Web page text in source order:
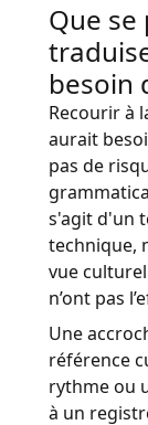
Que se
besoin
Recourir à
aurait
pas de
s'agit d'un
technique,
vue
n’ont pas
Une
référence
rythme ou
à un